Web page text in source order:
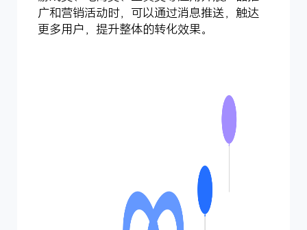
广和营销活动时，可以通过消息推送，触达
更多用户，提升整体的转化效果。